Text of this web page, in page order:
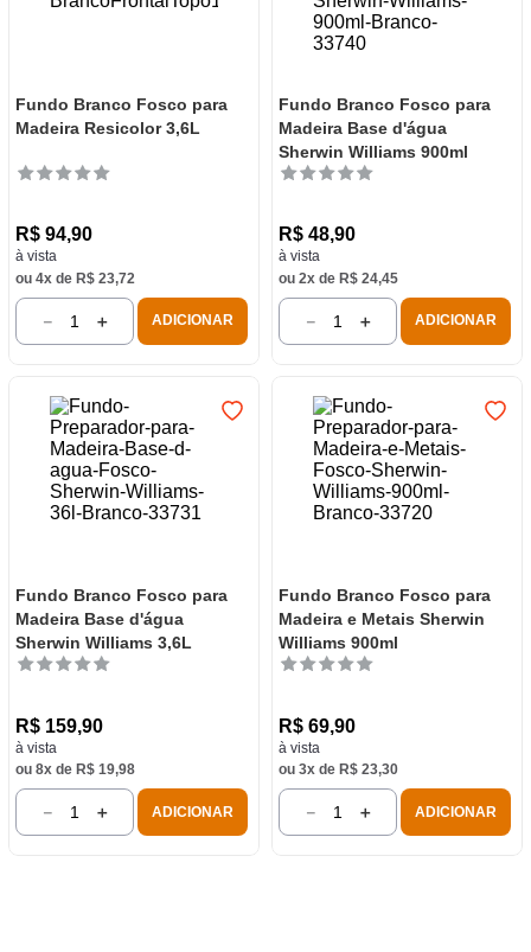
Fundo Branco Fosco para
Madeira Resicolor 3,6L
R$ 94,90
à vista
ou 4x de R$ 23,72
＋
－ ADICIONAR
Fundo Branco Fosco para
Madeira Base d'água
Sherwin Williams 900ml
R$ 48,90
à vista
ou 2x de R$ 24,45
＋
－ ADICIONAR
Fundo Branco Fosco para
Madeira Base d'água
Sherwin Williams 3,6L
R$ 159,90
à vista
ou 8x de R$ 19,98
＋
－ ADICIONAR
Fundo Branco Fosco para
Madeira e Metais Sherwin
Williams 900ml
R$ 69,90
à vista
ou 3x de R$ 23,30
＋
－ ADICIONAR